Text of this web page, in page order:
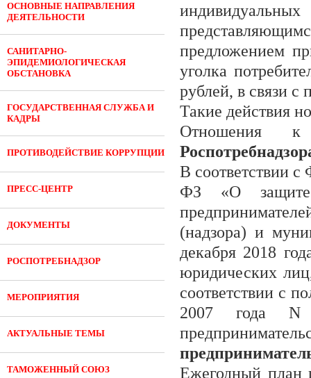
ОСНОВНЫЕ НАПРАВЛЕНИЯ
ДЕЯТЕЛЬНОСТИ
САНИТАРНО-
ЭПИДЕМИОЛОГИЧЕСКАЯ
ОБСТАНОВКА
ГОСУДАРСТВЕННАЯ СЛУЖБА И
КАДРЫ
ПРОТИВОДЕЙСТВИЕ КОРРУПЦИИ
ПРЕСС-ЦЕНТР
ДОКУМЕНТЫ
РОСПОТРЕБНАДЗОР
МЕРОПРИЯТИЯ
АКТУАЛЬНЫЕ ТЕМЫ
ТАМОЖЕННЫЙ СОЮЗ
предложением
уголка
рублей, в связи
Такие действия
Отношения
В соответствии
ФЗ «О защите
(надзора) и
декабря 2018
юридических
соответствии с
2007 года N
Ежегодный план